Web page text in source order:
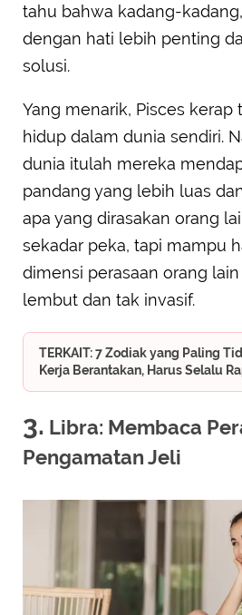
tahu bahwa kadang-
dengan hati lebih penting
solusi.
Yang menarik, Pisces kerap
hidup dalam dunia sendiri.
dunia itulah mereka
pandang yang lebih luas
apa yang dirasakan orang
sekadar peka, tapi mampu
dimensi perasaan orang
lembut dan tak invasif.
TERKAIT: 7 Zodiak yang Paling
Kerja Berantakan, Harus Selalu
3. Libra: Membaca
Pengamatan Jeli